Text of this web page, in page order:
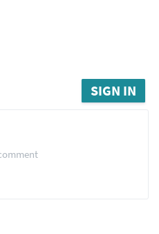
SIGN IN